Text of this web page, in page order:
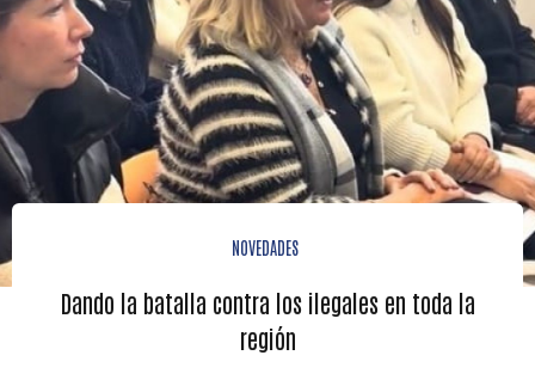
NOVEDADES
Dando la batalla contra los ilegales en toda la
región